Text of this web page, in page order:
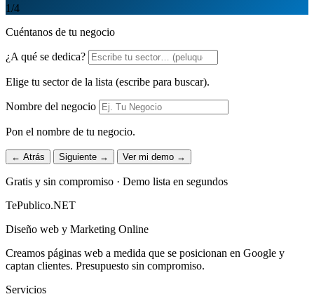
1/4
Cuéntanos de tu negocio
¿A qué se dedica?
Elige tu sector de la lista (escribe para buscar).
Nombre del negocio
Pon el nombre de tu negocio.
← Atrás Siguiente → Ver mi demo →
Gratis y sin compromiso · Demo lista en segundos
TePublico.NET
Diseño web y Marketing Online
Creamos páginas web a medida que se posicionan en Google y
captan clientes. Presupuesto sin compromiso.
Servicios